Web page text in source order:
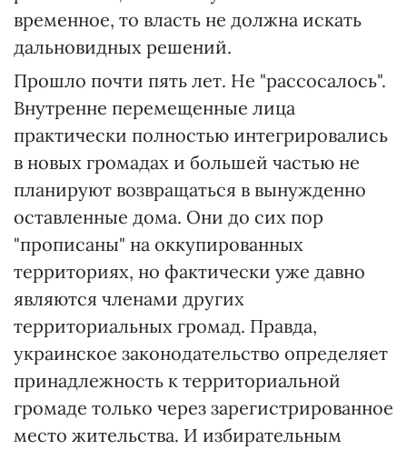
временное, то власть не должна искать
дальновидных решений.
Прошло почти пять лет. Не "рассосалось".
Внутренне перемещенные лица
практически полностью интегрировались
в новых громадах и большей частью не
планируют возвращаться в вынужденно
оставленные дома. Они до сих пор
"прописаны" на оккупированных
территориях, но фактически уже давно
являются членами других
территориальных громад. Правда,
украинское законодательство определяет
принадлежность к территориальной
громаде только через зарегистрированное
место жительства. И избирательным